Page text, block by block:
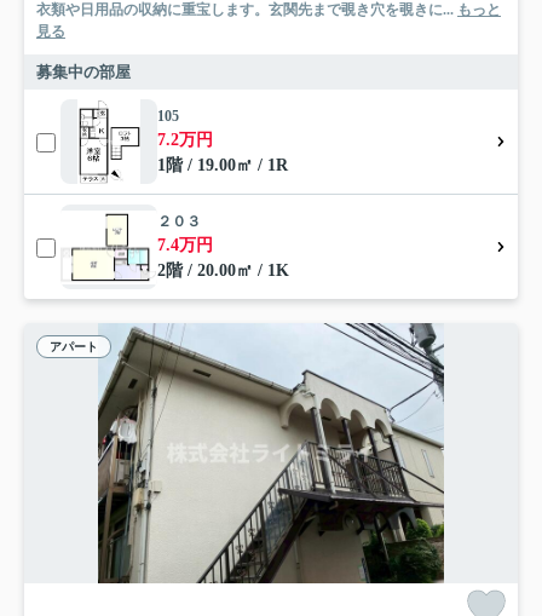
衣類や日用品の収納に重宝します。玄関先まで覗き穴を覗きに... もっと
見る
募集中の部屋
105
7.2万円
1階 / 19.00㎡ / 1R
２０３
7.4万円
2階 / 20.00㎡ / 1K
アパート